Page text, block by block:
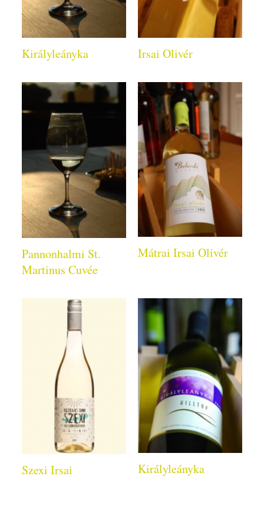
Királyleányka Irsai Olivér
Pannonhalmi St.
Martinus Cuvée
Mátrai Irsai Olivér
Szexi Irsai Királyleányka